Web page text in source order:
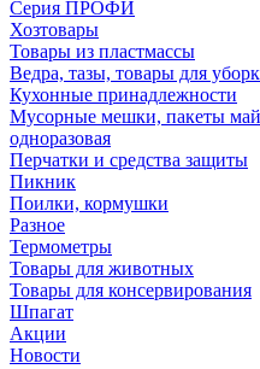
Серия ПРОФИ
Хозтовары
Товары из пластмассы
Ведра, тазы, товары для
Кухонные принадлежности
Мусорные мешки, пакеты
одноразовая
Перчатки и средства защиты
Пикник
Поилки, кормушки
Разное
Термометры
Товары для животных
Товары для консервирования
Шпагат
Акции
Новости